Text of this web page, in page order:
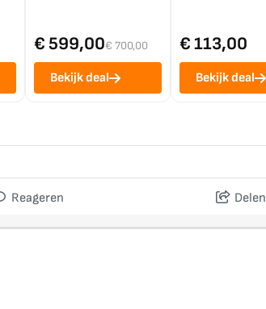
€ 599,00€ 700,00
Bekijk deal
€ 113,00
Bekijk deal
Reageren Delen